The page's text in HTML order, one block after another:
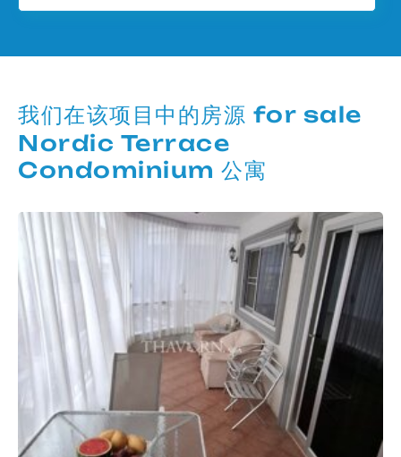
我们在该项目中的房源 for sale
Nordic Terrace
Condominium 公寓